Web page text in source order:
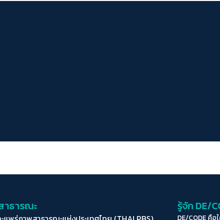
าธารณะ รู้จัก DE/
DE/CODE คือ